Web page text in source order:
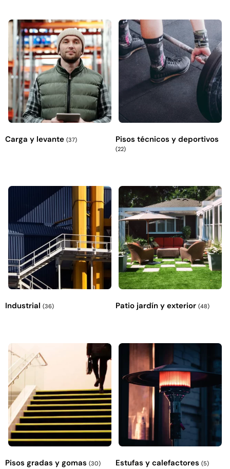
Carga y levante (37) Pisos técnicos y deportivos
(22)
Industrial (36) Patio jardín y exterior (48)
Pisos gradas y gomas (30) Estufas y calefactores (5)